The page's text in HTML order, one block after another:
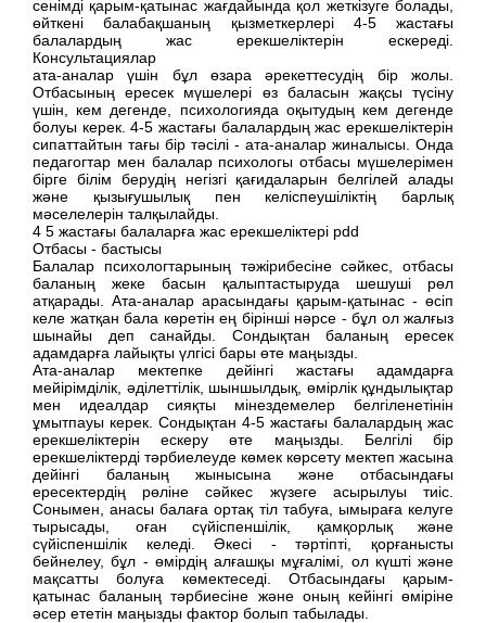
сенімді қарым-қатынас жағдайында қол жеткізуге болады,
өйткені балабақшаның қызметкерлері 4-5 жастағы
балалардың жас ерекшеліктерін ескереді.
Консультациялар
ата-аналар үшін бұл өзара әрекеттесудің бір жолы.
Отбасының ересек мүшелері өз баласын жақсы түсіну
үшін, кем дегенде, психологияда оқытудың кем дегенде
болуы керек. 4-5 жастағы балалардың жас ерекшеліктерін
сипаттайтын тағы бір тәсілі - ата-аналар жиналысы. Онда
педагогтар мен балалар психологы отбасы мүшелерімен
бірге білім берудің негізгі қағидаларын белгілей алады
және қызығушылық пен келіспеушіліктің барлық
мәселелерін талқылайды.
4 5 жастағы балаларға жас ерекшеліктері pdd
Отбасы - бастысы
Балалар психологтарының тәжірибесіне сәйкес, отбасы
баланың жеке басын қалыптастыруда шешуші рөл
атқарады. Ата-аналар арасындағы қарым-қатынас - өсіп
келе жатқан бала көретін ең бірінші нәрсе - бұл ол жалғыз
шынайы деп санайды. Сондықтан баланың ересек
адамдарға лайықты үлгісі бары өте маңызды.
Ата-аналар мектепке дейінгі жастағы адамдарға
мейірімділік, әділеттілік, шыншылдық, өмірлік құндылықтар
мен идеалдар сияқты мінездемелер белгіленетінін
ұмытпауы керек. Сондықтан 4-5 жастағы балалардың жас
ерекшеліктерін ескеру өте маңызды. Белгілі бір
ерекшеліктерді тәрбиелеуде көмек көрсету мектеп жасына
дейінгі баланың жынысына және отбасындағы
ересектердің рөліне сәйкес жүзеге асырылуы тиіс.
Сонымен, анасы балаға ортақ тіл табуға, ымыраға келуге
тырысады, оған сүйіспеншілік, қамқорлық және
сүйіспеншілік келеді. Әкесі - тәртіпті, қорғанысты
бейнелеу, бұл - өмірдің алғашқы мұғалімі, ол күшті және
мақсатты болуға көмектеседі. Отбасындағы қарым-
қатынас баланың тәрбиесіне және оның кейінгі өміріне
әсер ететін маңызды фактор болып табылады.